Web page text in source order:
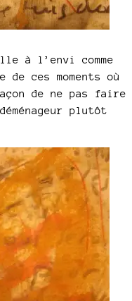
à l’envi comme
ces moments où
de ne pas faire
plutôt